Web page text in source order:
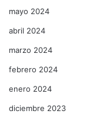
mayo 2024
abril 2024
marzo 2024
febrero 2024
enero 2024
diciembre 2023